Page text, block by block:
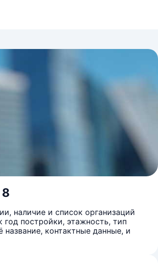
наличие и список организаций
постройки, этажность, тип
контактные данные, и